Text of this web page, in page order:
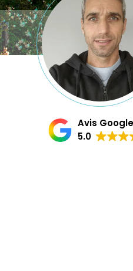
Avis Google
5.0